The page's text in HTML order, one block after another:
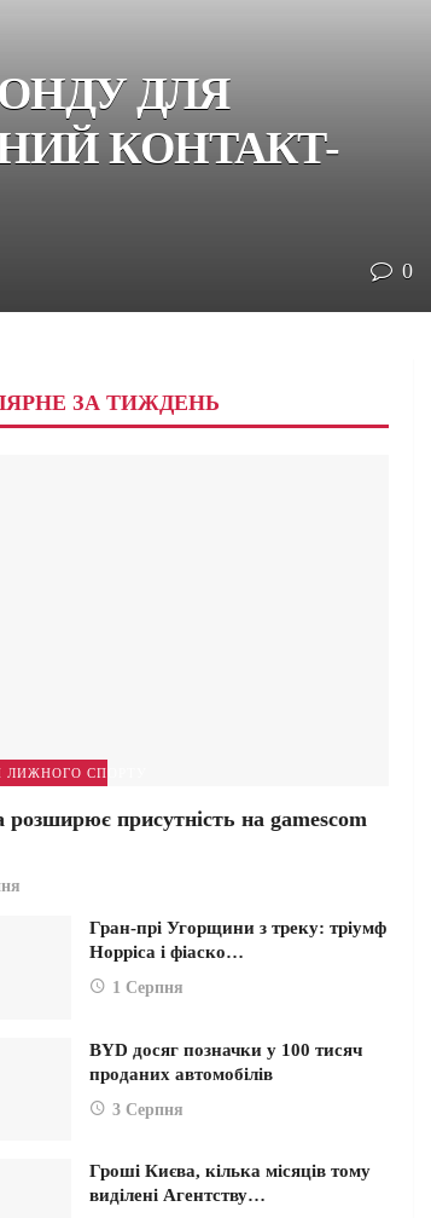
ДЛЯ
КОНТАКТ-
0
ЗА ТИЖДЕНЬ
ЛИЖНОГО СПОРТУ
розширює присутність на gamescom
Гран-прі Угорщини з треку: тріумф
Норріса і фіаско…
1 Серпня
BYD досяг позначки у 100 тисяч
проданих автомобілів
3 Серпня
Гроші Києва, кілька місяців тому
виділені Агентству…